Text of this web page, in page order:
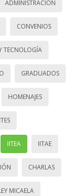
ADMINISTRACIÓN
CONVENIOS
TECNOLOGÍA
GRADUADOS
HOMENAJES
IITEA IITAE
CHARLAS
MICAELA